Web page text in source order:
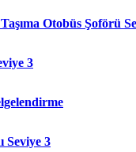
Otobüs Şoförü
3
Seviye 3
Farkları
Kadar